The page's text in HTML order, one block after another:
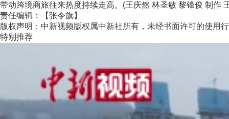
带动跨境商旅往来热度持续走高。(王庆然 林圣敏 黎锋俊 制作
责任编辑：【张令旗】
版权声明：中新视频版权属中新社所有，未经书面许可的使用
特别推荐